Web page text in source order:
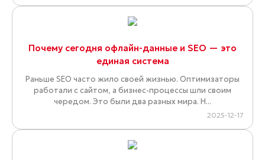
Почему сегодня офлайн-данные и SEO — это
единая система
Раньше SEO часто жило своей жизнью. Оптимизаторы
работали с сайтом, а бизнес-процессы шли своим
чередом. Это были два разных мира. Н...
2025-12-17